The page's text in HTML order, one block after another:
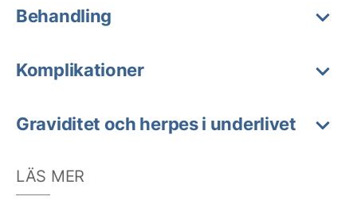
Behandling
Komplikationer
Graviditet och herpes i underlivet
LÄS MER